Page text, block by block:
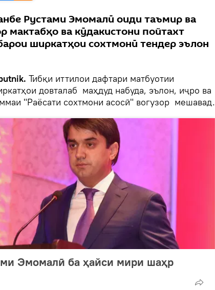
Рустами Эмомалӣ оиди таъмир ва
мактабҳо ва кӯдакистони пойтахт
ширкатҳои сохтмонӣ тендер эълон
Тибқи иттилои дафтари матбуотии
довталаб маҳдуд набуда, эълон, иҷро ва
"Раёсати сохтмони асосӣ" вогузор мешавад.
Эмомалӣ ба ҳайси мири шаҳр